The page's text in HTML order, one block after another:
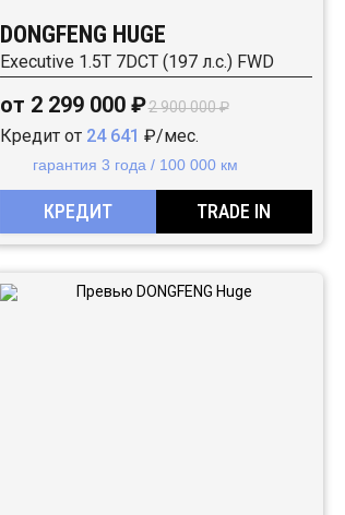
DONGFENG HUGE
Executive 1.5T 7DCT (197 л.с.) FWD
от 2 299 000 ₽2 900 000 ₽
Кредит от 24 641 ₽/мес.
гарантия 3 года / 100 000 км
КРЕДИТ TRADE IN